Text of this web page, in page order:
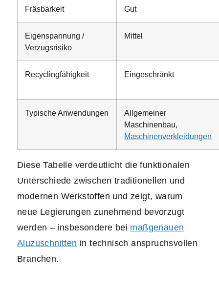
Fräsbarkeit Gut
Eigenspannung /
Verzugsrisiko
Mittel
Recyclingfähigkeit Eingeschränkt
Typische Anwendungen
Allgemeiner
Maschinenbau,
Maschinenverkleidungen
Diese Tabelle verdeutlicht die funktionalen
Unterschiede zwischen traditionellen und
modernen Werkstoffen und zeigt, warum
neue Legierungen zunehmend bevorzugt
werden – insbesondere bei maßgenauen
Aluzuschnitten in technisch anspruchsvollen
Branchen.